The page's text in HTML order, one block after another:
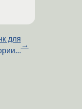
для
→